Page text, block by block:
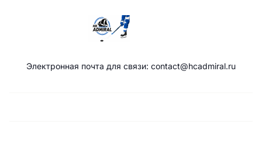
Электронная почта для связи: contact@hcadmiral.ru